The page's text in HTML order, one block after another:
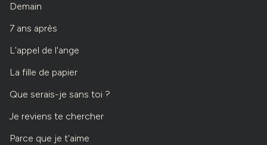
Demain
7 ans après
L'appel de l'ange
La fille de papier
Que serais-je sans toi ?
Je reviens te chercher
Parce que je t'aime